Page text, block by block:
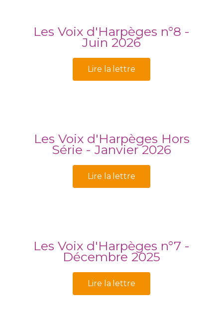
Les Voix d'Harpèges n°8 -
Juin 2026
Lire la lettre
Les Voix d'Harpèges Hors
Série - Janvier 2026
Lire la lettre
Les Voix d'Harpèges n°7 -
Décembre 2025
Lire la lettre